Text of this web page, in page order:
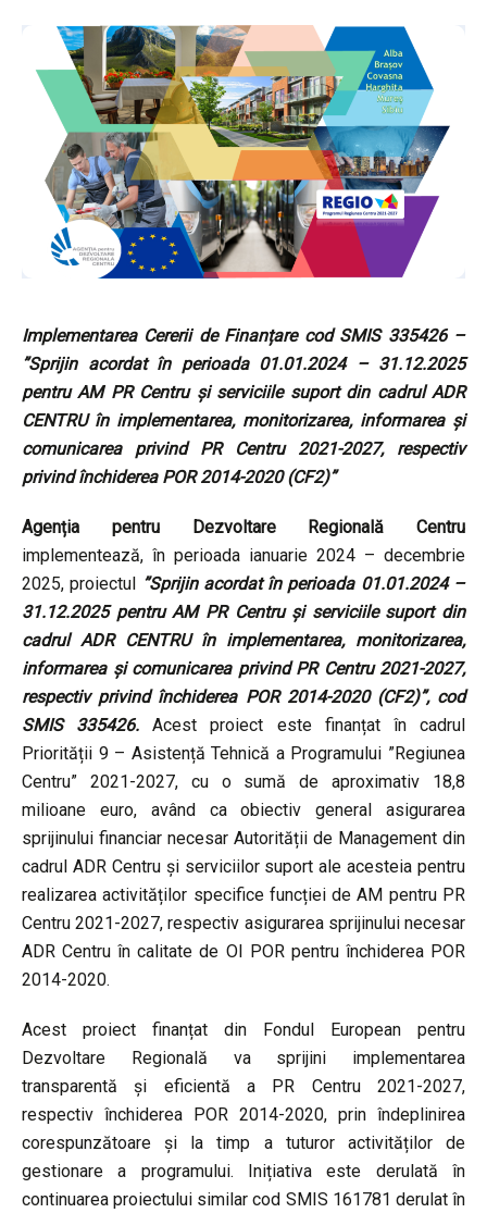
Implementarea Cererii de Finanțare cod SMIS 335426 –
”Sprijin acordat în perioada 01.01.2024 – 31.12.2025
pentru AM PR Centru și serviciile suport din cadrul ADR
CENTRU în implementarea, monitorizarea, informarea și
comunicarea privind PR Centru 2021-2027, respectiv
privind închiderea POR 2014-2020 (CF2)”
Agenția pentru Dezvoltare Regională Centru
implementează, în perioada ianuarie 2024 – decembrie
2025, proiectul ”Sprijin acordat în perioada 01.01.2024 –
31.12.2025 pentru AM PR Centru și serviciile suport din
cadrul ADR CENTRU în implementarea, monitorizarea,
informarea și comunicarea privind PR Centru 2021-2027,
respectiv privind închiderea POR 2014-2020 (CF2)”, cod
SMIS 335426.Acest proiect este finanțat în cadrul
Priorității 9 – Asistență Tehnică a Programului ”Regiunea
Centru” 2021-2027, cu o sumă de aproximativ 18,8
milioane euro, având ca obiectiv general asigurarea
sprijinului financiar necesar Autorității de Management din
cadrul ADR Centru și serviciilor suport ale acesteia pentru
realizarea activităților specifice funcției de AM pentru PR
Centru 2021-2027, respectiv asigurarea sprijinului necesar
ADR Centru în calitate de OI POR pentru închiderea POR
2014-2020.
Acest proiect finanțat din Fondul European pentru
Dezvoltare Regională va sprijini implementarea
transparentă și eficientă a PR Centru 2021-2027,
respectiv închiderea POR 2014-2020, prin îndeplinirea
corespunzătoare și la timp a tuturor activităților de
gestionare a programului. Inițiativa este derulată în
continuarea proiectului similar cod SMIS 161781 derulat în